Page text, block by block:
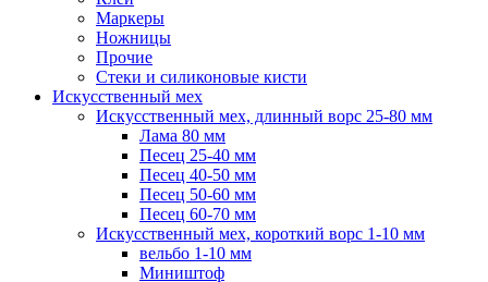
Маркеры
Ножницы
Прочие
Стеки и силиконовые кисти
Искусственный мех
Искусственный мех, длинный ворс 25-80 мм
Лама 80 мм
Песец 25-40 мм
Песец 40-50 мм
Песец 50-60 мм
Песец 60-70 мм
Искусственный мех, короткий ворс 1-10 мм
вельбо 1-10 мм
Миништоф